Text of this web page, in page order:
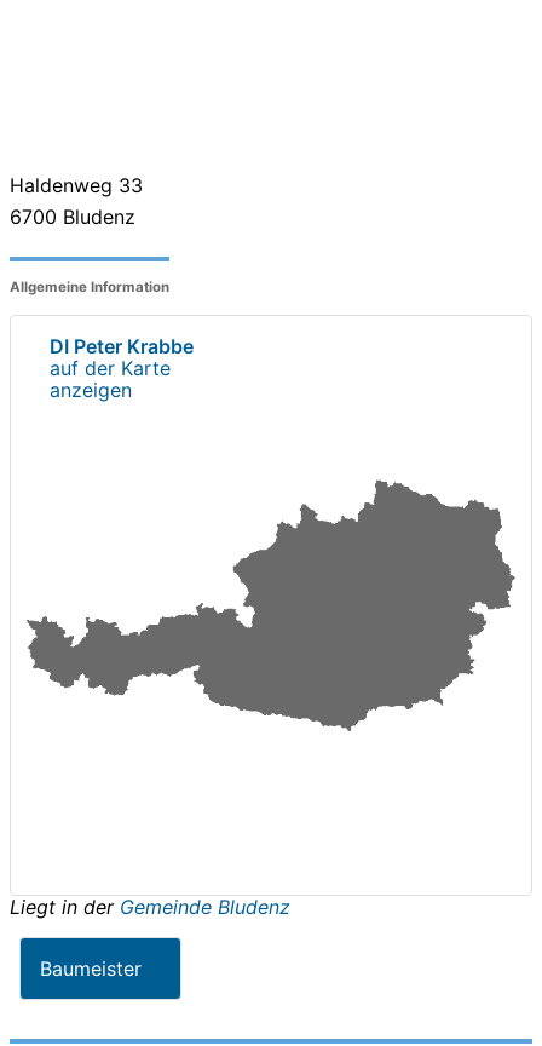
Haldenweg 33
6700 Bludenz
Allgemeine Information
DI Peter Krabbe
auf der Karte
anzeigen
Liegt in der Gemeinde Bludenz
Baumeister